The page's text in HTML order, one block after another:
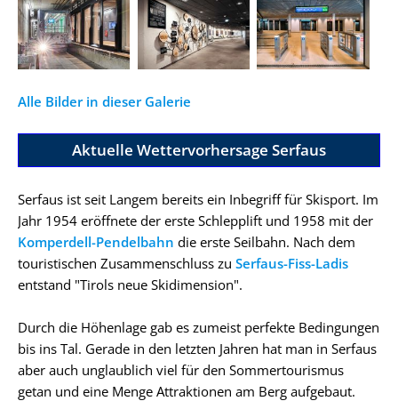
Alle Bilder in dieser Galerie
Aktuelle Wettervorhersage Serfaus
Serfaus ist seit Langem bereits ein Inbegriff für Skisport. Im
Jahr 1954 eröffnete der erste Schlepplift und 1958 mit der
Komperdell-Pendelbahn die erste Seilbahn. Nach dem
touristischen Zusammenschluss zu Serfaus-Fiss-Ladis
entstand "Tirols neue Skidimension".
Durch die Höhenlage gab es zumeist perfekte Bedingungen
bis ins Tal. Gerade in den letzten Jahren hat man in Serfaus
aber auch unglaublich viel für den Sommertourismus
getan und eine Menge Attraktionen am Berg aufgebaut.